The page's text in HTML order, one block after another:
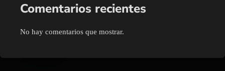
Comentarios recientes
No hay comentarios que mostrar.